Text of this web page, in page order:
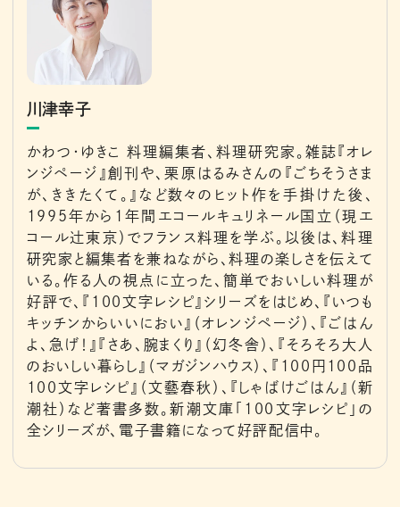
川津幸子
かわつ・ゆきこ 料理編集者、料理研究家。雑誌『オレ
ンジページ』創刊や、栗原はるみさんの『ごちそうさま
が、ききたくて。』など数々のヒット作を手掛けた後、
1995年から1年間エコールキュリネール国立（現エ
コール辻東京）でフランス料理を学ぶ。以後は、料理
研究家と編集者を兼ねながら、料理の楽しさを伝えて
いる。作る人の視点に立った、簡単でおいしい料理が
好評で、『100文字レシピ』シリーズをはじめ、『いつも
キッチンからいいにおい』（オレンジページ）、『ごはん
よ、急げ！』『さあ、腕まくり』（幻冬舎）、『そろそろ大人
のおいしい暮らし』（マガジンハウス）、『100円100品
100文字レシピ』（文藝春秋）、『しゃばけごはん』（新
潮社）など著書多数。新潮文庫「100文字レシピ」の
全シリーズが、電子書籍になって好評配信中。